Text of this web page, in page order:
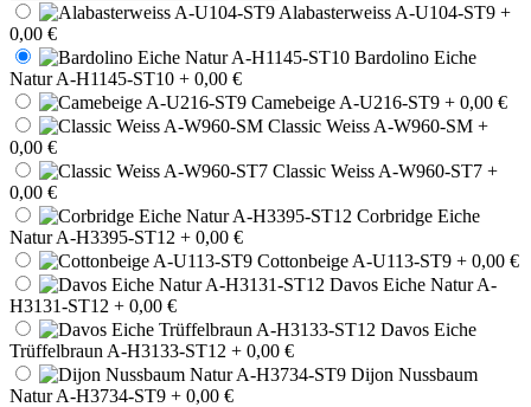
Alabasterweiss A-U104-ST9 +
0,00 €
Bardolino Eiche
Natur A-H1145-ST10 + 0,00 €
Camebeige A-U216-ST9 + 0,00 €
Classic Weiss A-W960-SM +
0,00 €
Classic Weiss A-W960-ST7 +
0,00 €
Corbridge Eiche
Natur A-H3395-ST12 + 0,00 €
Cottonbeige A-U113-ST9 + 0,00 €
Davos Eiche Natur A-
H3131-ST12 + 0,00 €
Davos Eiche
Trüffelbraun A-H3133-ST12 + 0,00 €
Dijon Nussbaum
Natur A-H3734-ST9 + 0,00 €